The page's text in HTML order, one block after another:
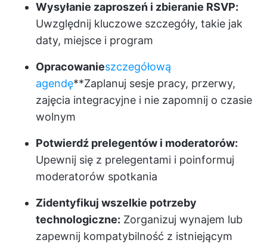
Wysyłanie zaproszeń i zbieranie RSVP:
Uwzględnij kluczowe szczegóły, takie jak
daty, miejsce i program
Opracowanieszczegółową
agendę**Zaplanuj sesje pracy, przerwy,
zajęcia integracyjne i nie zapomnij o czasie
wolnym
Potwierdź prelegentów i moderatorów:
Upewnij się z prelegentami i poinformuj
moderatorów spotkania
Zidentyfikuj wszelkie potrzeby
technologiczne: Zorganizuj wynajem lub
zapewnij kompatybilność z istniejącym